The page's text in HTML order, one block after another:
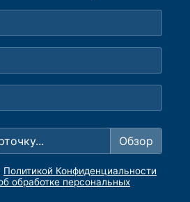
Политикой Конфиденциальности
обработке персональных